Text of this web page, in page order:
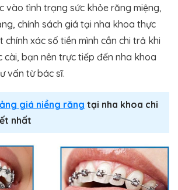
vào tình trạng sức khỏe răng miệng,
chính sách giá tại nha khoa thực
chính xác số tiền mình cần chi trả khi
cài, bạn nên trực tiếp đến nha khoa
vấn từ bác sĩ.
giá niềng răng tại nha khoa chi
nhất